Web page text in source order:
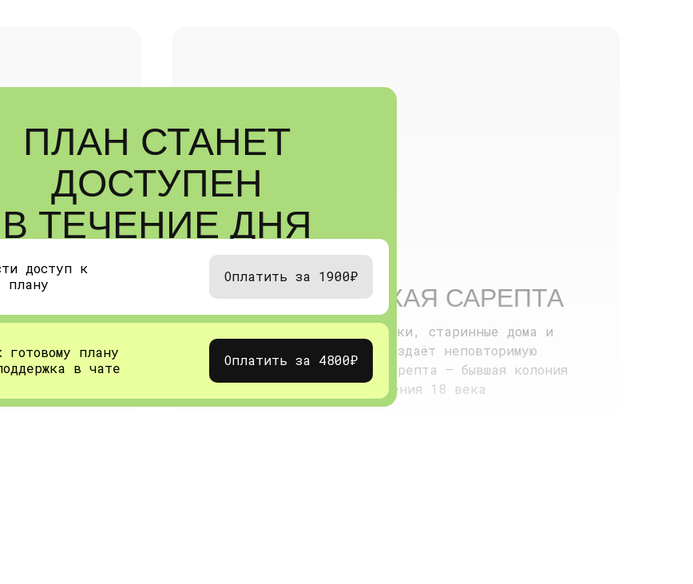
ПЛАН СТАНЕТ
ДОСТУПЕН
В ТЕЧЕНИЕ ДНЯ
ПОСЛЕ ОПЛАТЫ
Оплатить за 4800₽
готовому плану
в чате
Оплатить за 1900₽
доступ к
плану
летом вода
5-15
где можно
СТАРАЯ НЕМЕЦКАЯ САРЕПТА
Узкие улочки, мощеные дорожки, старинные дома и
немецкая кухня – всё это создаёт неповторимую
атмосферу ушедшей эпохи. Сарепта – бывшая колония
гернгов, религиозного движения 18 века